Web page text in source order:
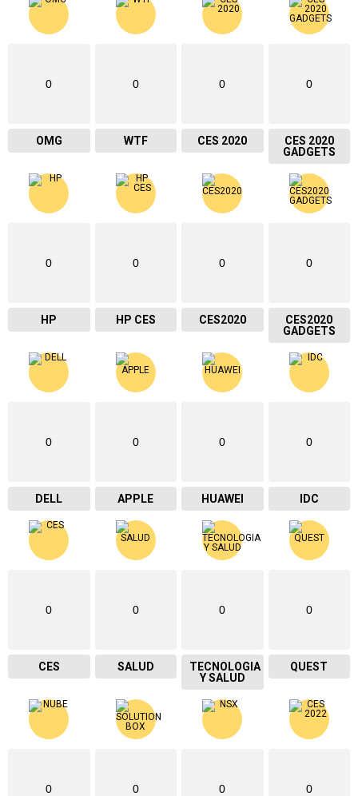
0
OMG
0
WTF
0
CES 2020
0
CES 2020
GADGETS
0
HP
0
HP CES
0
CES2020
0
CES2020
GADGETS
0
DELL
0
APPLE
0
HUAWEI
0
IDC
0
CES
0
SALUD
0
TECNOLOGIA
Y SALUD
0
QUEST
0 0 0 0